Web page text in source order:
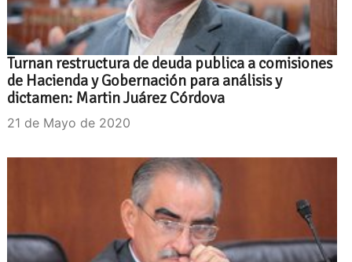
Turnan restructura de deuda publica a comisiones
de Hacienda y Gobernación para análisis y
dictamen: Martin Juárez Córdova
21 de Mayo de 2020